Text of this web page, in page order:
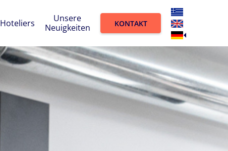
Hoteliers
Unsere
Neuigkeiten
KONTAKT